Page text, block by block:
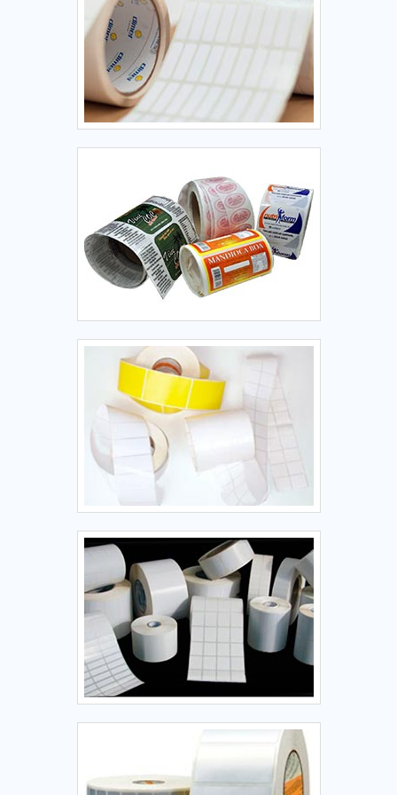
atenção da loja para ele, o que, por razões óbvias, não é o
que ele almeja, pois pode botar tudo a perder e, ainda por
cima, corre o sério risco de ser capturado. Assim, por meio
da etiqueta antifurto é possível inibir com eficiência a
ocorrência de furtos.PREÇO DE ETIQUETA ANTIFURTO COM
ELEVADA QUALIDADEA Sensor Tag se notabiliza por
comercializar etiqueta antifurto oferecendo um elevado
padrão de excelência aos clientes. Contate e saiba mais. A